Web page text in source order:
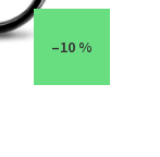
–10 %